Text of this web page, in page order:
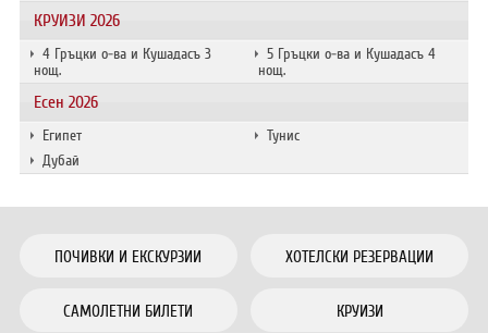
КРУИЗИ 2026
4 Гръцки о-ва и Кушадасъ 3
нощ.
5 Гръцки о-ва и Кушадасъ 4
нощ.
Есен 2026
Египет
Тунис
Дубай
ПОЧИВКИ И ЕКСКУРЗИИ ХОТЕЛСКИ РЕЗЕРВАЦИИ
САМОЛЕТНИ БИЛЕТИ КРУИЗИ